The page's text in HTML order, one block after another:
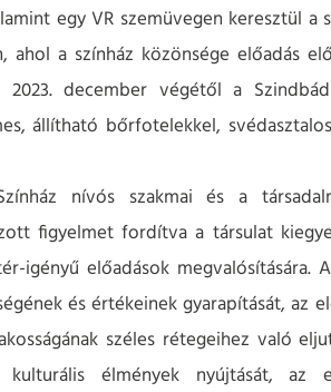
egy VR szemüvegen keresztül
ahol a színház közönsége előadás
2023. december végétől a
állítható bőrfotelekkel,
nívós szakmai és a
figyelmet fordítva a társulat
igényű előadások
és értékeinek gyarapítását, az
széles rétegeihez való
kulturális élmények nyújtását, az